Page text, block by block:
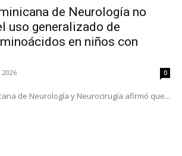
de Neurología no
uso generalizado de
en niños con
2026 0
de Neurología y Neurocirugía afirmó que...